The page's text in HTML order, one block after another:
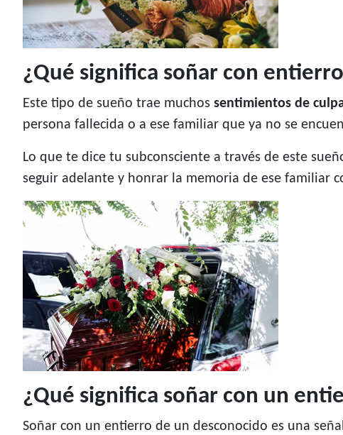
¿Qué significa soñar con
Este tipo de sueño trae muchos sentimientos de
persona fallecida o a ese familiar que ya no se
Lo que te dice tu subconsciente a través de este
seguir adelante y honrar la memoria de ese familiar
¿Qué significa soñar con un
Soñar con un entierro de un desconocido es una